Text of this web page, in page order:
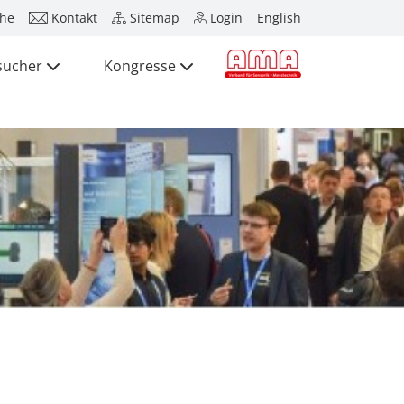
Kontakt Sitemap Login English
Kongresse Presse